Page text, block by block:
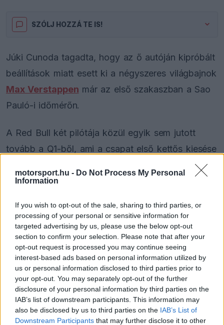
motorsport.hu - Do Not Process My Personal
Information
If you wish to opt-out of the sale, sharing to third parties, or
processing of your personal or sensitive information for
targeted advertising by us, please use the below opt-out
section to confirm your selection. Please note that after your
opt-out request is processed you may continue seeing
interest-based ads based on personal information utilized by
us or personal information disclosed to third parties prior to
your opt-out. You may separately opt-out of the further
disclosure of your personal information by third parties on the
IAB’s list of downstream participants. This information may
also be disclosed by us to third parties on the IAB’s List of
Downstream Participants that may further disclose it to other
SZÓLJ HOZZÁ TE IS!
Júki Cunoda tagadta, hogy az ő autóján kipróbált
beállítások miatt esett ki a négyszeres világbajnok
Max Verstappen már az első szakaszban a Sao
Pauló-i időmérőn.
A Red Bull két pilótája közül egyik sem jutott
tovább a Q1-ből, ami a csapat első kettős kiesése
Verstappen csupán a 16. helyet szerezte meg, míg
Video
Player
is
This
is
a
modal
window.
The media could not be loaded, either because
the server or network failed or because the format
is not supported.